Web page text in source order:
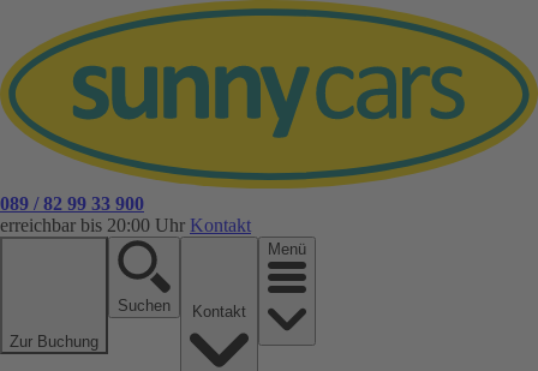
089 / 82 99 33 900
erreichbar bis 20:00 Uhr Kontakt
Zur Buchung
Suchen
Menü